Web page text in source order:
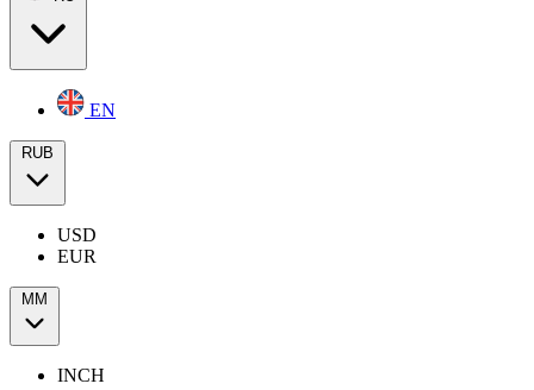
EN
RUB
USD
EUR
ММ
INCH